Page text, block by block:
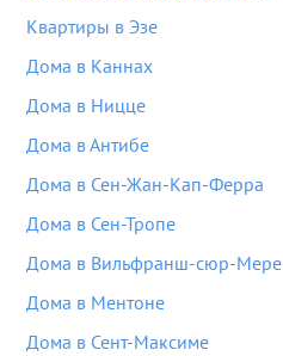
Квартиры в Эзе
Дома в Каннах
Дома в Ницце
Дома в Антибе
Дома в Сен-Жан-Кап-Ферра
Дома в Сен-Тропе
Дома в Вильфранш-сюр-Мере
Дома в Ментоне
Дома в Сент-Максиме